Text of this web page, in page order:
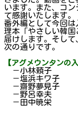
います。また、コ
て感謝いたします。
番外編として今回
理本「やさしい韓
届けします。そし
次の通りです。
【アグメウンタンの入
－
－
－齋
－
－